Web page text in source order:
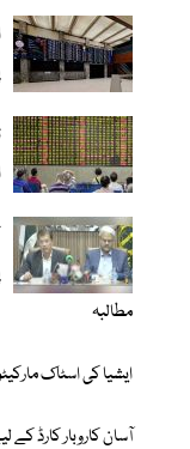
مطالبہ
ایشیا کی اسٹاک
آسان کاروبار کارڈ